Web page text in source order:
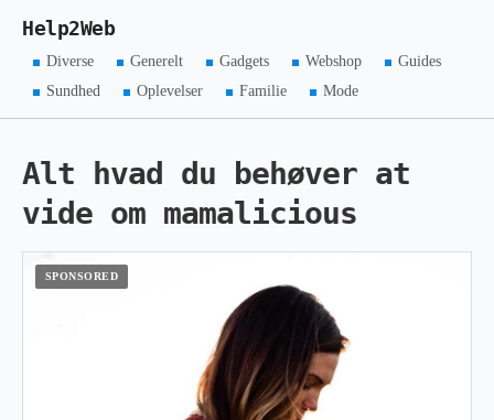
Help2Web
Diverse Generelt Gadgets Webshop
Guides
Sundhed
Oplevelser Familie Mode
Alt hvad du behøver at
vide om mamalicious